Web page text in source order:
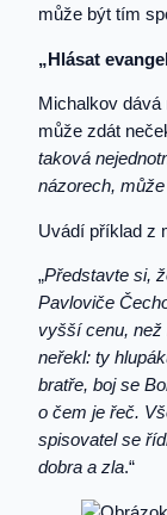
může být tím
„Hlásat
Michalkov
může zdát
taková
názorech,
Uvádí příklad z
„Představte si,
Pavloviče
vyšší cenu, než
neřekl: ty
bratře, boj se
o čem je řeč.
spisovatel se
dobra a zla.“